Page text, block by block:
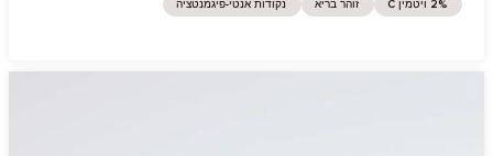
2% ויטמין C זוהר בריא נקודות אנטי-פיגמנטציה